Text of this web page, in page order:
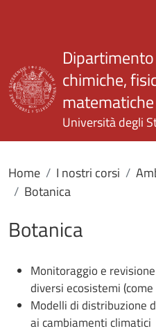
chimiche,
Università degli
Home I nostri corsi
Botanica
Botanica
Monitoraggio e
diversi ecosistemi
Modelli di distribuzione
ai cambiamenti climatici